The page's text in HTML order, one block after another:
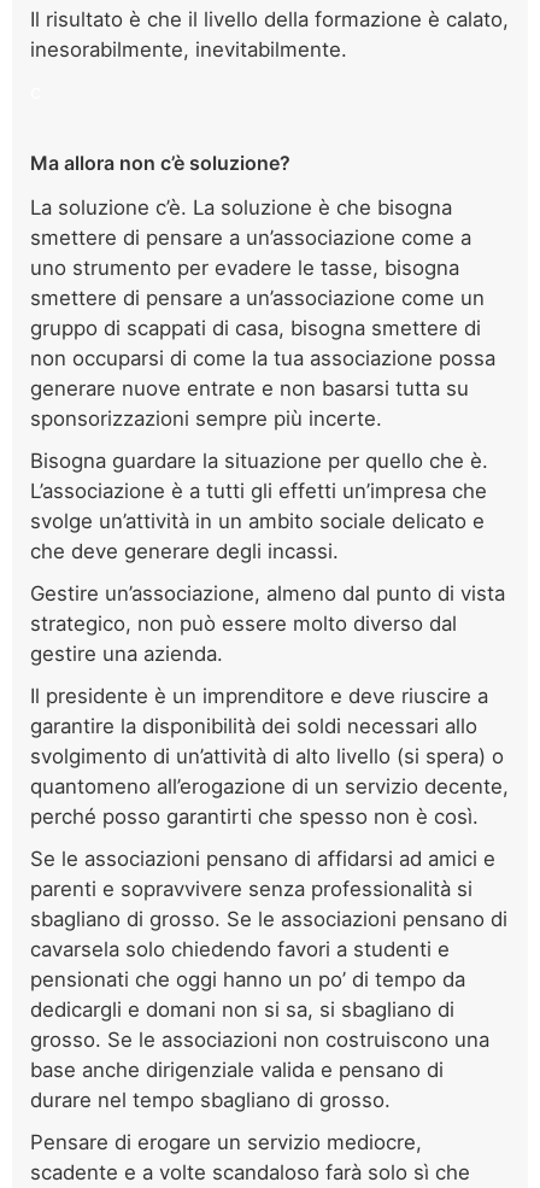
Il risultato è che il livello della formazione è calato,
inesorabilmente, inevitabilmente.
Ma allora non c’è soluzione?
La soluzione c’è. La soluzione è che bisogna
smettere di pensare a un’associazione come a
uno strumento per evadere le tasse, bisogna
smettere di pensare a un’associazione come un
gruppo di scappati di casa, bisogna smettere di
non occuparsi di come la tua associazione possa
generare nuove entrate e non basarsi tutta su
sponsorizzazioni sempre più incerte.
Bisogna guardare la situazione per quello che è.
L’associazione è a tutti gli effetti un’impresa che
svolge un’attività in un ambito sociale delicato e
che deve generare degli incassi.
Gestire un’associazione, almeno dal punto di vista
strategico, non può essere molto diverso dal
gestire una azienda.
Il presidente è un imprenditore e deve riuscire a
garantire la disponibilità dei soldi necessari allo
svolgimento di un’attività di alto livello (si spera) o
quantomeno all’erogazione di un servizio decente,
perché posso garantirti che spesso non è così.
Se le associazioni pensano di affidarsi ad amici e
parenti e sopravvivere senza professionalità si
sbagliano di grosso. Se le associazioni pensano di
cavarsela solo chiedendo favori a studenti e
pensionati che oggi hanno un po’ di tempo da
dedicargli e domani non si sa, si sbagliano di
grosso. Se le associazioni non costruiscono una
base anche dirigenziale valida e pensano di
durare nel tempo sbagliano di grosso.
Pensare di erogare un servizio mediocre,
scadente e a volte scandaloso farà solo sì che